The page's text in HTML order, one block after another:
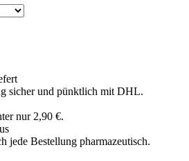
sicher und pünktlich mit DHL.
nur 2,90 €.
jede Bestellung pharmazeutisch.